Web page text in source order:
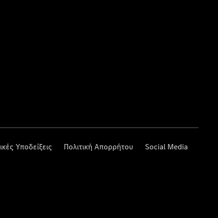
Υποδείξεις Πολιτική Απορρήτου Social Media